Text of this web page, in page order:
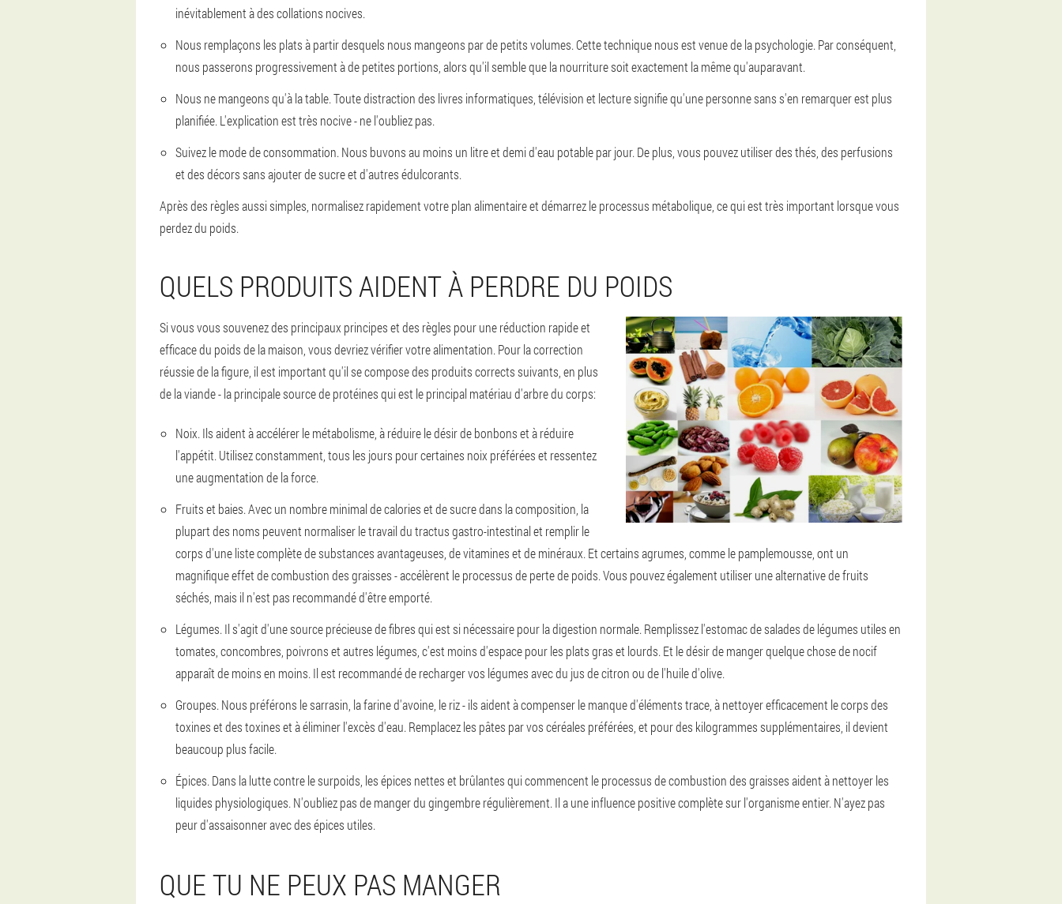
inévitablement à des collations nocives.
Nous remplaçons les plats à partir desquels nous mangeons par de petits volumes. Cette technique nous est venue de la psychologie. Par conséquent,
nous passerons progressivement à de petites portions, alors qu'il semble que la nourriture soit exactement la même qu'auparavant.
Nous ne mangeons qu'à la table. Toute distraction des livres informatiques, télévision et lecture signifie qu'une personne sans s'en remarquer est plus
planifiée. L'explication est très nocive - ne l'oubliez pas.
Suivez le mode de consommation. Nous buvons au moins un litre et demi d'eau potable par jour. De plus, vous pouvez utiliser des thés, des perfusions
et des décors sans ajouter de sucre et d'autres édulcorants.
Après des règles aussi simples, normalisez rapidement votre plan alimentaire et démarrez le processus métabolique, ce qui est très important lorsque vous
perdez du poids.
QUELS PRODUITS AIDENT À PERDRE DU POIDS
Si vous vous souvenez des principaux principes et des règles pour une réduction rapide et
efficace du poids de la maison, vous devriez vérifier votre alimentation. Pour la correction
réussie de la figure, il est important qu'il se compose des produits corrects suivants, en plus
de la viande - la principale source de protéines qui est le principal matériau d'arbre du corps:
Noix. Ils aident à accélérer le métabolisme, à réduire le désir de bonbons et à réduire
l'appétit. Utilisez constamment, tous les jours pour certaines noix préférées et ressentez
une augmentation de la force.
Fruits et baies. Avec un nombre minimal de calories et de sucre dans la composition, la
plupart des noms peuvent normaliser le travail du tractus gastro-intestinal et remplir le
corps d'une liste complète de substances avantageuses, de vitamines et de minéraux. Et certains agrumes, comme le pamplemousse, ont un
magnifique effet de combustion des graisses - accélèrent le processus de perte de poids. Vous pouvez également utiliser une alternative de fruits
séchés, mais il n'est pas recommandé d'être emporté.
Légumes. Il s'agit d'une source précieuse de fibres qui est si nécessaire pour la digestion normale. Remplissez l'estomac de salades de légumes utiles en
tomates, concombres, poivrons et autres légumes, c'est moins d'espace pour les plats gras et lourds. Et le désir de manger quelque chose de nocif
apparaît de moins en moins. Il est recommandé de recharger vos légumes avec du jus de citron ou de l'huile d'olive.
Groupes. Nous préférons le sarrasin, la farine d'avoine, le riz - ils aident à compenser le manque d'éléments trace, à nettoyer efficacement le corps des
toxines et des toxines et à éliminer l'excès d'eau. Remplacez les pâtes par vos céréales préférées, et pour des kilogrammes supplémentaires, il devient
beaucoup plus facile.
Épices. Dans la lutte contre le surpoids, les épices nettes et brûlantes qui commencent le processus de combustion des graisses aident à nettoyer les
liquides physiologiques. N'oubliez pas de manger du gingembre régulièrement. Il a une influence positive complète sur l'organisme entier. N'ayez pas
peur d'assaisonner avec des épices utiles.
QUE TU NE PEUX PAS MANGER